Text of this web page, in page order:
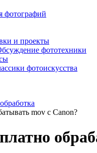
фотографий
и проекты
фототехники
фотоискусства
mov с Canon?